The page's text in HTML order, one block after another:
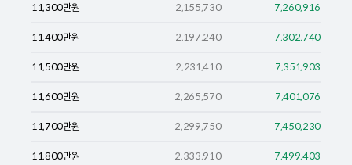
11,300만원 2,155,730 7,260,916
11,400만원 2,197,240 7,302,740
11,500만원 2,231,410 7,351,903
11,600만원 2,265,570 7,401,076
11,700만원 2,299,750 7,450,230
11,800만원 2,333,910 7,499,403